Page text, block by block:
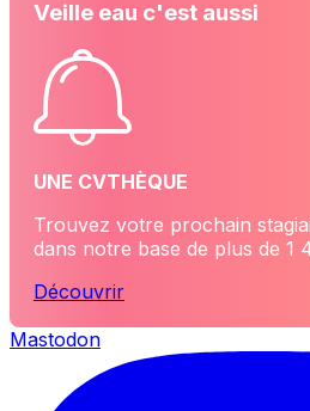
Veille eau c'est aussi
UNE CVTHÈQUE
Trouvez votre prochain
dans notre base de plus de 1
Découvrir
Mastodon